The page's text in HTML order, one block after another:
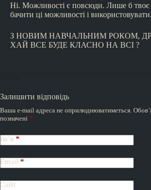
Ні. Можливості є повсюди. Лише б
бачити ці можливості і використовувати.
З НОВИМ НАВЧАЛЬНИМ РОКОМ,
ХАЙ ВСЕ БУДЕ КЛАСНО НА ВСІ ?
Залишити відповідь
Ваша e-mail адреса не оприлюднюватиметься.
позначені *
Ім’я *
Email *
Сайт